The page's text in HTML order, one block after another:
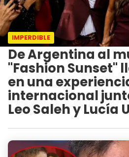
IMPERDIBLE
De Argentina al
"Fashion Sunset"
en una
internacional
Leo Saleh y Lucía